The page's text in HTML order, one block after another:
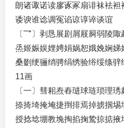
朗诸诹诺读扅诼冢扇诽袜袪
诿谀谁谂调冤谄谅谆谇谈谊
〔乛〕剥恳展剧屑屐屙弱陵
烝姬娠娱娌娉娟娲恕娥娩娴
桑剟绠骊绡骋绢绣验绤绥绦骍
11画
〔一〕彗耜焘舂琎球琏琐理
捺掎埼掩埯捷捯排焉掉掳掴
授捻埝堋教堍掏掐掬鸷掠掂